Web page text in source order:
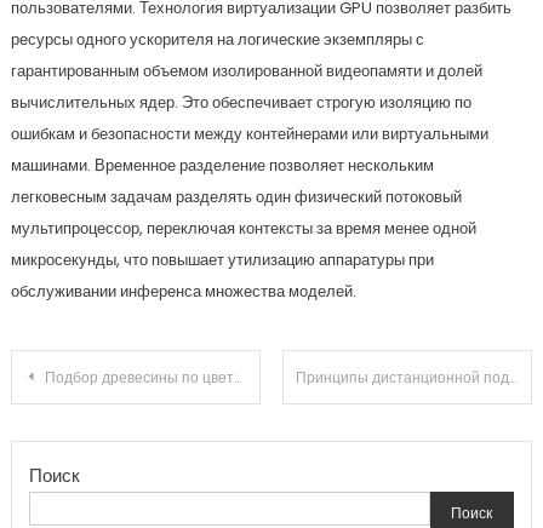
пользователями. Технология виртуализации GPU позволяет разбить
ресурсы одного ускорителя на логические экземпляры с
гарантированным объемом изолированной видеопамяти и долей
вычислительных ядер. Это обеспечивает строгую изоляцию по
ошибкам и безопасности между контейнерами или виртуальными
машинами. Временное разделение позволяет нескольким
легковесным задачам разделять один физический потоковый
мультипроцессор, переключая контексты за время менее одной
микросекунды, что повышает утилизацию аппаратуры при
обслуживании инференса множества моделей.
Навигация
по
записям
Подбор древесины по цвету, учет наличия на складе и особенности собственного производства Принципы дистанционной подготовки по востребованным направлениям
Поиск
Поиск